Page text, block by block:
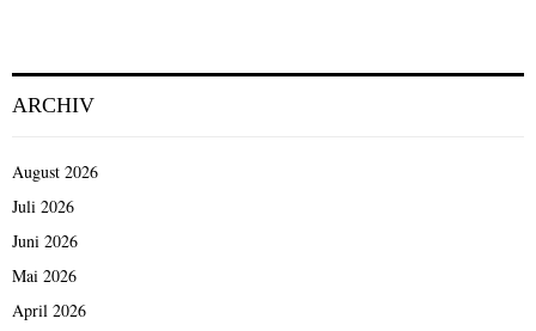
ARCHIV
August 2026
Juli 2026
Juni 2026
Mai 2026
April 2026